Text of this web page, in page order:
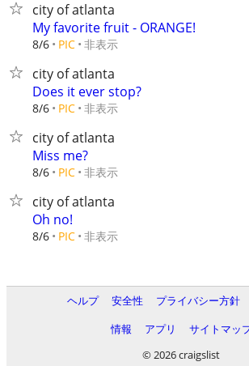
city of atlanta
My favorite fruit - ORANGE!
8/6 PIC 非表示
city of atlanta
Does it ever stop?
8/6 PIC 非表示
city of atlanta
Miss me?
8/6 PIC 非表示
city of atlanta
Oh no!
8/6 PIC 非表示
ヘルプ 安全性 プライバシー方針
情報
アプリ
サイトマッ
© 2026 craigslist